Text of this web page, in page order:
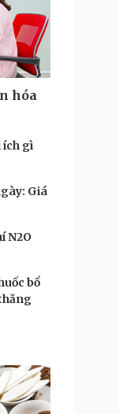
hóa
ích gì
Giá
N2O
bổ